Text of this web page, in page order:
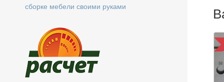
сборке мебели своими руками